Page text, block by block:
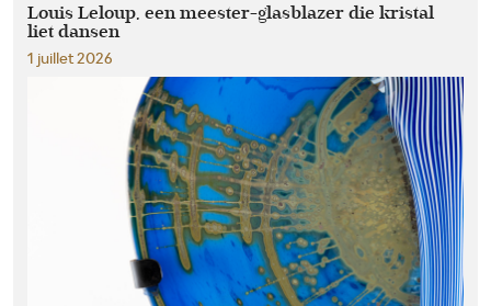
Louis Leloup, een meester-glasblazer die kristal
liet dansen
1 juillet 2026